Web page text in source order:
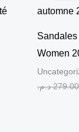
Women
279.00 د.م.